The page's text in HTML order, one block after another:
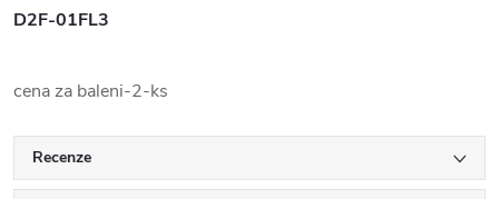
D2F-01FL3
cena za baleni-2-ks
Recenze